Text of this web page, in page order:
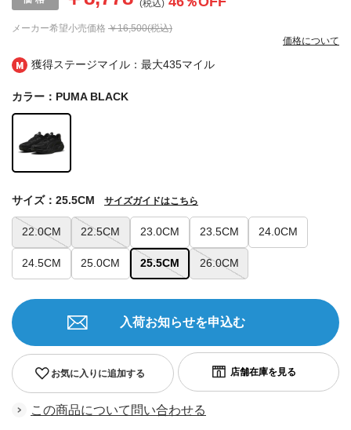
獲得ステージマイル：最大435マイル
メーカー希望小売価格 ￥16,500(税込)
(税込)
価格について
カラー：PUMA BLACK
22.0CM 22.5CM 23.0CM 23.5CM 24.0CM
24.5CM 25.0CM 25.5CM 26.0CM
サイズ：25.5CM サイズガイドはこちら
お気に入りに追加する
入荷お知らせを申込む
この商品について問い合わせる